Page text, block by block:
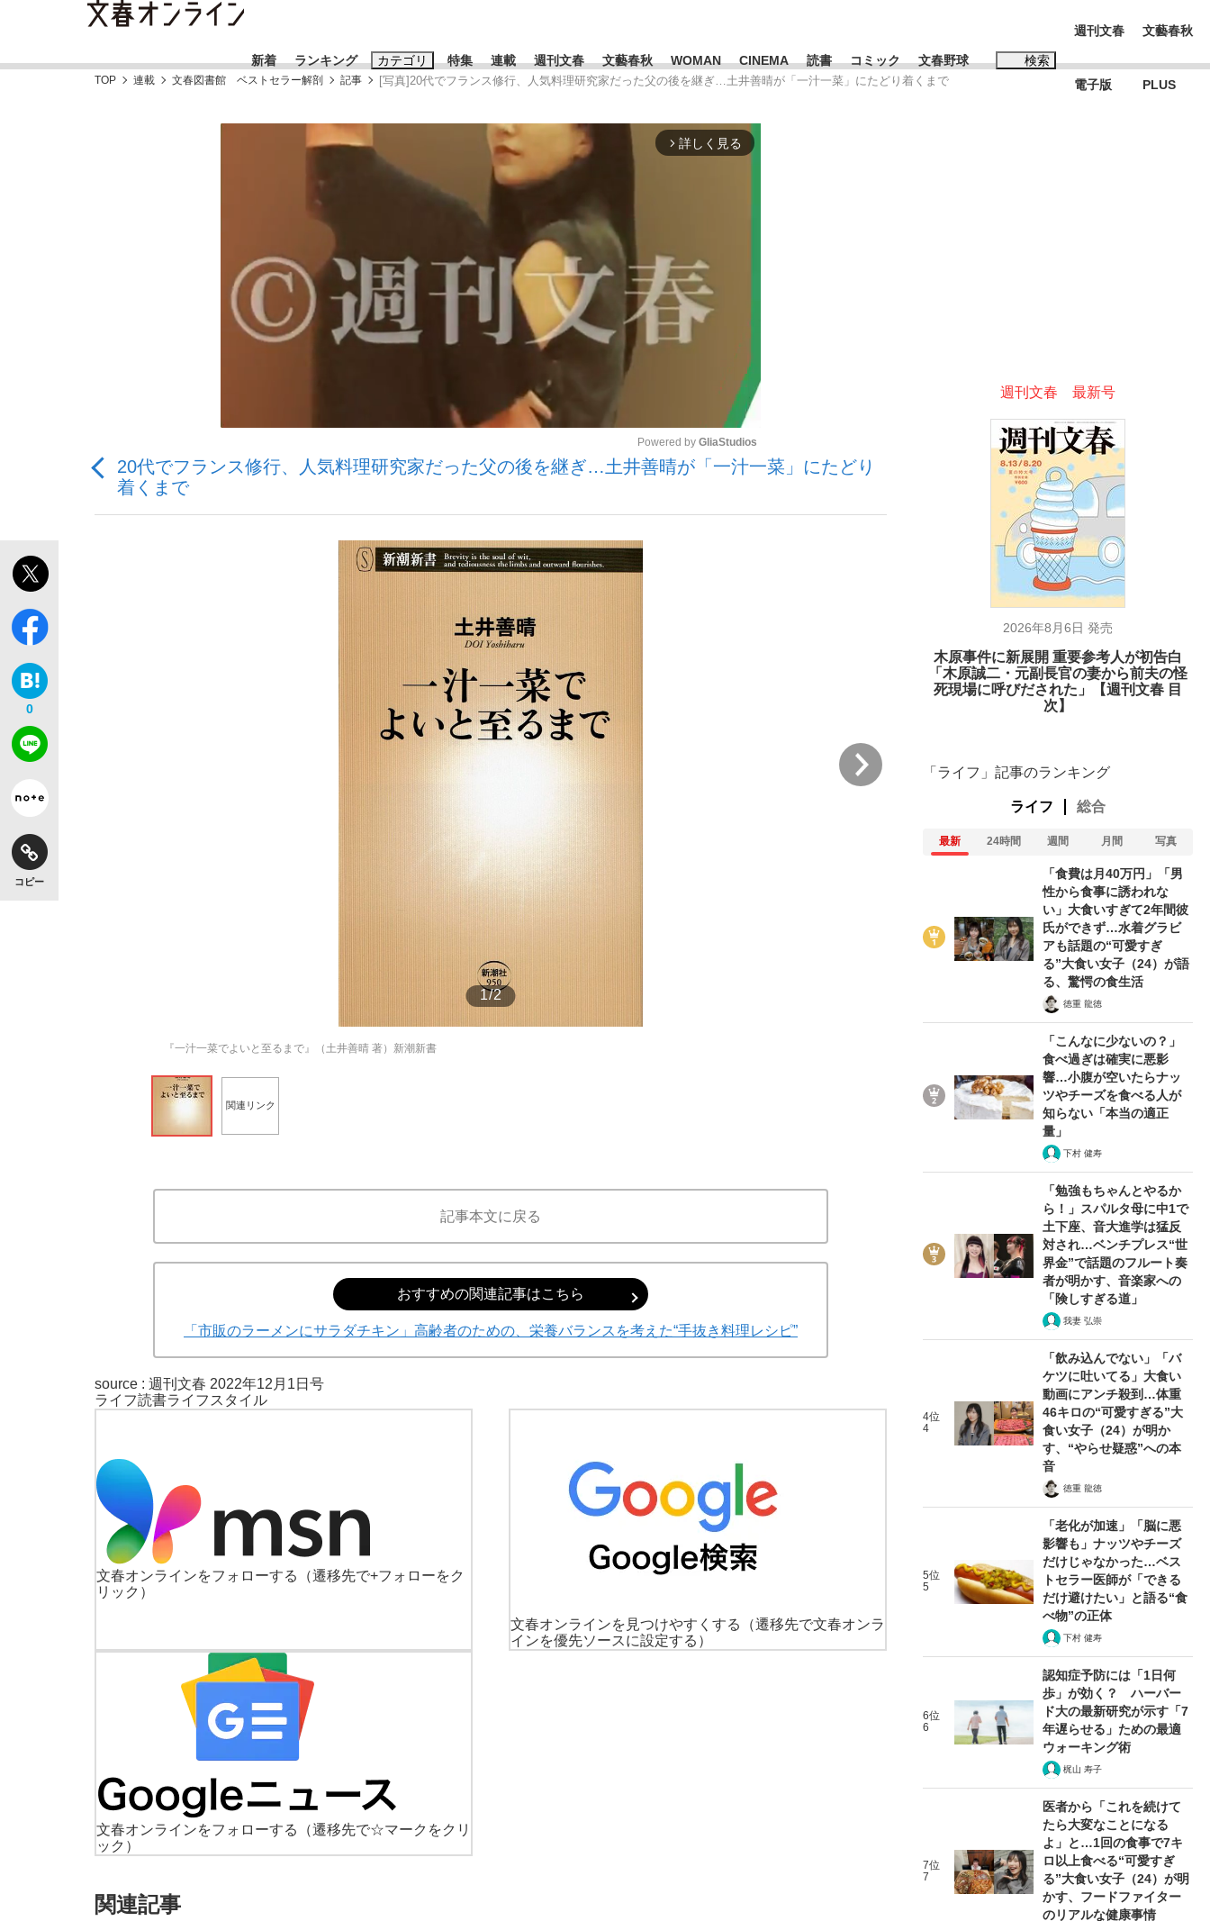
新着 ランキング カテゴリ
「90%は失敗する。でも…」本田圭佑が初めて明かした日本代表監督に... 「最悪の空気のまま解散」WBC日本代表“敗戦”の真実 選手が明かす...
「敗因分析は一切聞かれなかった」侍ジャパン選手が証言した“NPB聞... 「クマが悪者扱いされているのが悲しい」『北の国から』倉本聰氏（91...
特集
いまさら聞けない資産運用のすべて
連載 週刊文春 文藝春秋 WOMAN CINEMA 読書 コミック 文春野球 検索
おすすめのキーワードタグ一覧
#藤田晋 #高市早苗 #後藤真希 #森岡毅
#玉木雄一郎
週刊文春
電子版
文藝春秋
PLUS
TOP 連載 文春図書館 ベストセラー解剖 記事 [写真]20代でフランス修行、人気料理研究家だった父の後を継ぎ…土井善晴が「一汁一菜」にたどり着くまで
arrow_forward_ios 詳しく見る
Powered by GliaStudios
20代でフランス修行、人気料理研究家だった父の後を継ぎ…土井善晴が「一汁一菜」にたどり
着くまで
0
コピー
1/2
『一汁一菜でよいと至るまで』（土井善晴 著）新潮新書
20代でフランス修行、人気料理研究家だった父の後を
『一汁一菜でよいと至るまで』（土井善晴 著）――ベス
「市販のラーメンにサラダチキン」高齢者のための、
「簡単・時短・節約」は当たり前、メニューを考える
かぼちゃの煮物は「紹介する必要ある？」
かってたどり着いた“地味ごはん”
関連リンク
記事本文に戻る
おすすめの関連記事はこちら
「市販のラーメンにサラダチキン」高齢者のための、栄養バランスを考えた“手抜き料理レシピ”
source : 週刊文春 2022年12月1日号
ライフ読書ライフスタイル
文春オンラインをフォローする
（遷移先で+フォローをク
リック）
文春オンラインを見つけやすくする
（遷移先で文春オンラ
インを優先ソースに設定する）
文春オンラインをフォローする
（遷移先で☆マークをクリ
ック）
関連記事
週刊文春 最新号
2026年8月6日 発売
木原事件に新展開 重要参考人が初告白
「木原誠二・元副長官の妻から前夫の怪
死現場に呼びだされた」【週刊文春 目
次】
「ライフ」記事のランキング
ライフ 総合
最新 24時間 週間 月間 写真
「食費は月40万円」「男
性から食事に誘われな
い」大食いすぎて2年間彼
氏ができず…水着グラビ
アも話題の“可愛すぎ
る”大食い女子（24）が語
る、驚愕の食生活
徳重 龍徳
「こんなに少ないの？」
食べ過ぎは確実に悪影
響…小腹が空いたらナッ
ツやチーズを食べる人が
知らない「本当の適正
量」
下村 健寿
「勉強もちゃんとやるか
ら！」スパルタ母に中1で
土下座、音大進学は猛反
対され…ベンチプレス“世
界金”で話題のフルート奏
者が明かす、音楽家への
「険しすぎる道」
我妻 弘崇
4位
4
「飲み込んでない」「バ
ケツに吐いてる」大食い
動画にアンチ殺到…体重
46キロの“可愛すぎる”大
食い女子（24）が明か
す、“やらせ疑惑”への本
音
徳重 龍徳
5位
5
「老化が加速」「脳に悪
影響も」ナッツやチーズ
だけじゃなかった…ベス
トセラー医師が「できる
だけ避けたい」と語る“食
べ物”の正体
下村 健寿
6位
6
認知症予防には「1日何
歩」が効く？ ハーバー
ド大の最新研究が示す「7
年遅らせる」ための最適
ウォーキング術
梶山 寿子
7位
7
医者から「これを続けて
たら大変なことになる
よ」と…1回の食事で7キ
ロ以上食べる“可愛すぎ
る”大食い女子（24）が明
かす、フードファイター
のリアルな健康事情